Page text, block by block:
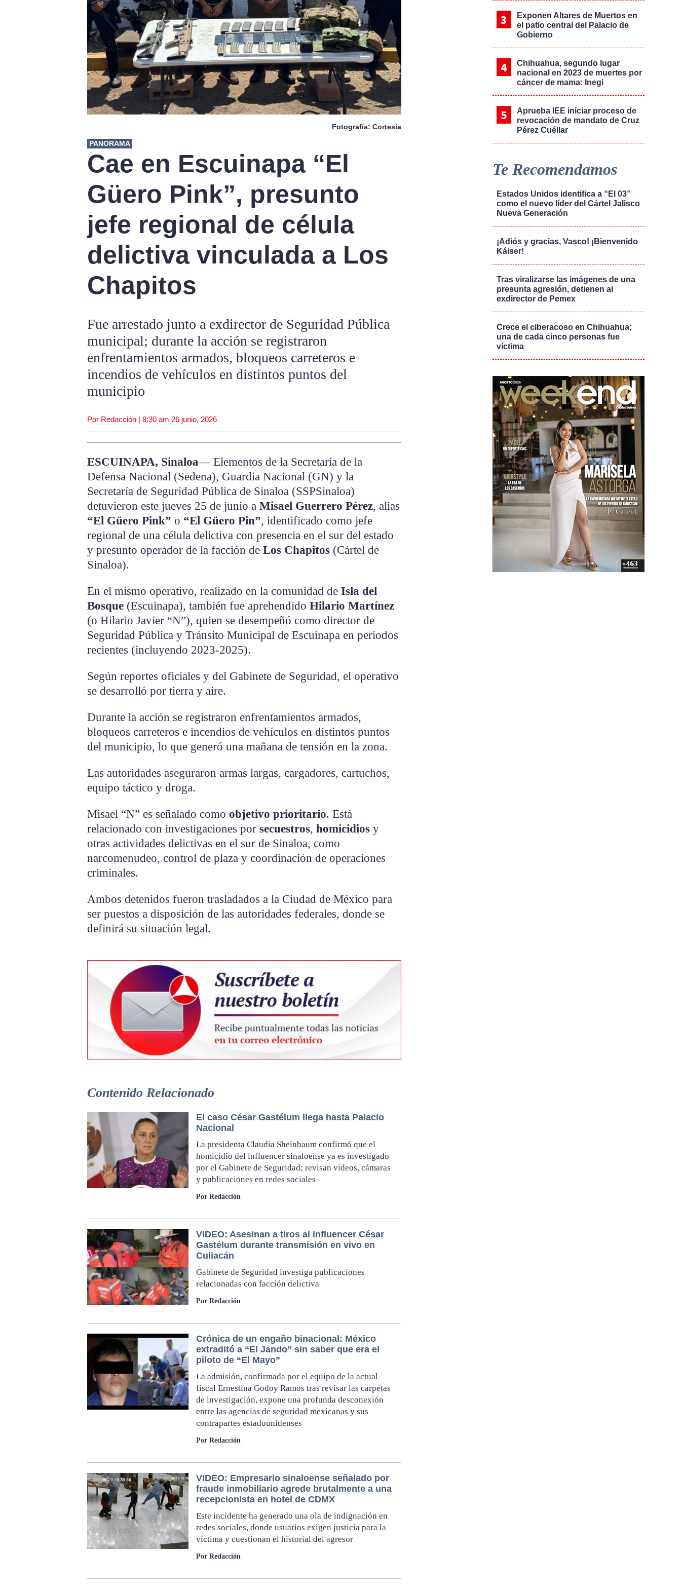
Fotografía: Cortesía
PANORAMA
Cae en Escuinapa “El
Güero Pink”, presunto
jefe regional de célula
delictiva vinculada a Los
Chapitos
Fue arrestado junto a exdirector de Seguridad Pública
municipal; durante la acción se registraron
enfrentamientos armados, bloqueos carreteros e
incendios de vehículos en distintos puntos del
municipio
Por Redacción | 8:30 am 26 junio, 2026
ESCUINAPA, Sinaloa— Elementos de la Secretaría de la
Defensa Nacional (Sedena), Guardia Nacional (GN) y la
Secretaría de Seguridad Pública de Sinaloa (SSPSinaloa)
detuvieron este jueves 25 de junio a Misael Guerrero Pérez, alias
“El Güero Pink” o “El Güero Pin”, identificado como jefe
regional de una célula delictiva con presencia en el sur del estado
y presunto operador de la facción de Los Chapitos (Cártel de
Sinaloa).
En el mismo operativo, realizado en la comunidad de Isla del
Bosque (Escuinapa), también fue aprehendido Hilario Martínez
(o Hilario Javier “N”), quien se desempeñó como director de
Seguridad Pública y Tránsito Municipal de Escuinapa en periodos
recientes (incluyendo 2023-2025).
Según reportes oficiales y del Gabinete de Seguridad, el operativo
se desarrolló por tierra y aire.
Durante la acción se registraron enfrentamientos armados,
bloqueos carreteros e incendios de vehículos en distintos puntos
del municipio, lo que generó una mañana de tensión en la zona.
Las autoridades aseguraron armas largas, cargadores, cartuchos,
equipo táctico y droga.
Misael “N” es señalado como objetivo prioritario. Está
relacionado con investigaciones por secuestros, homicidios y
otras actividades delictivas en el sur de Sinaloa, como
narcomenudeo, control de plaza y coordinación de operaciones
criminales.
Ambos detenidos fueron trasladados a la Ciudad de México para
ser puestos a disposición de las autoridades federales, donde se
definirá su situación legal.
Contenido Relacionado
El caso César Gastélum llega hasta Palacio
Nacional
La presidenta Claudia Sheinbaum confirmó que el
homicidio del influencer sinaloense ya es investigado
por el Gabinete de Seguridad; revisan videos, cámaras
y publicaciones en redes sociales
Por Redacción
VIDEO: Asesinan a tiros al influencer César
Gastélum durante transmisión en vivo en
Culiacán
Gabinete de Seguridad investiga publicaciones
relacionadas con facción delictiva
Por Redacción
Crónica de un engaño binacional: México
extraditó a “El Jando” sin saber que era el
piloto de “El Mayo”
La admisión, confirmada por el equipo de la actual
fiscal Ernestina Godoy Ramos tras revisar las carpetas
de investigación, expone una profunda desconexión
entre las agencias de seguridad mexicanas y sus
contrapartes estadounidenses
Por Redacción
VIDEO: Empresario sinaloense señalado por
fraude inmobiliario agrede brutalmente a una
recepcionista en hotel de CDMX
Este incidente ha generado una ola de indignación en
redes sociales, donde usuarios exigen justicia para la
víctima y cuestionan el historial del agresor
Por Redacción
Exponen Altares de Muertos en
el patio central del Palacio de
Gobierno
Chihuahua, segundo lugar
nacional en 2023 de muertes por
cáncer de mama: Inegi
Aprueba IEE iniciar proceso de
revocación de mandato de Cruz
Pérez Cuéllar
Te Recomendamos
Estados Unidos identifica a “El 03”
como el nuevo líder del Cártel Jalisco
Nueva Generación
¡Adiós y gracias, Vasco! ¡Bienvenido
Káiser!
Tras viralizarse las imágenes de una
presunta agresión, detienen al
exdirector de Pemex
Crece el ciberacoso en Chihuahua;
una de cada cinco personas fue
víctima